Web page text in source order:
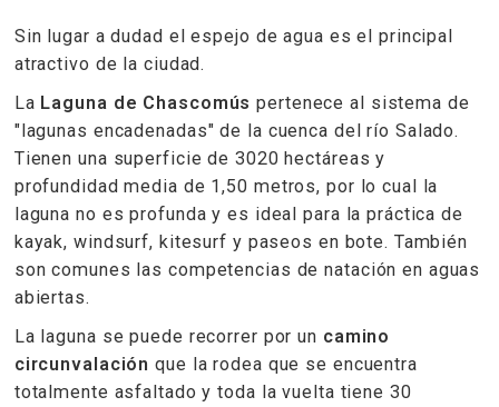
Sin lugar a dudad el espejo de agua es el principal
atractivo de la ciudad.
La Laguna de Chascomús pertenece al sistema de
"lagunas encadenadas" de la cuenca del río Salado.
Tienen una superficie de 3020 hectáreas y
profundidad media de 1,50 metros, por lo cual la
laguna no es profunda y es ideal para la práctica de
kayak, windsurf, kitesurf y paseos en bote. También
son comunes las competencias de natación en aguas
abiertas.
La laguna se puede recorrer por un camino
circunvalación que la rodea que se encuentra
totalmente asfaltado y toda la vuelta tiene 30